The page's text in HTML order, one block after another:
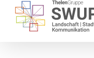
Zum
Inhalt